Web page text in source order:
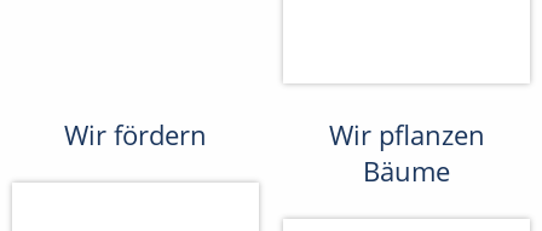
Wir fördern
Wir pflanzen
Bäume